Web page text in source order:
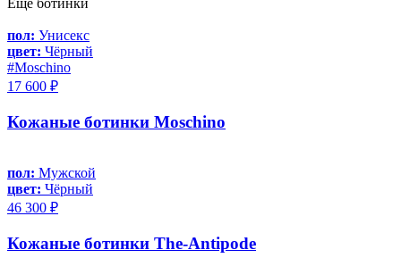
Еще ботинки
пол: Унисекс
цвет: Чёрный
#Moschino
17 600 ₽
Кожаные ботинки Moschino
пол: Мужской
цвет: Чёрный
46 300 ₽
Кожаные ботинки The-Antipode